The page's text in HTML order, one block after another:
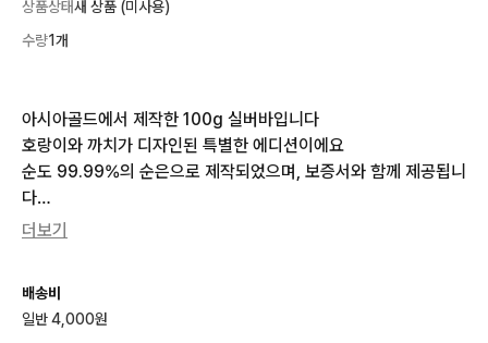
상품상태새 상품 (미사용)
수량1개
아시아골드에서 제작한 100g 실버바입니다
호랑이와 까치가 디자인된 특별한 에디션이에요
순도 99.99%의 순은으로 제작되었으며, 보증서와 함께 제공됩니
다
소장 가치가 높은 특별한 실버바를 만나보세요
더보기
배송비
일반 4,000원